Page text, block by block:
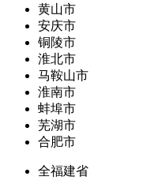
黄山市
安庆市
铜陵市
淮北市
马鞍山市
淮南市
蚌埠市
芜湖市
合肥市
全福建省